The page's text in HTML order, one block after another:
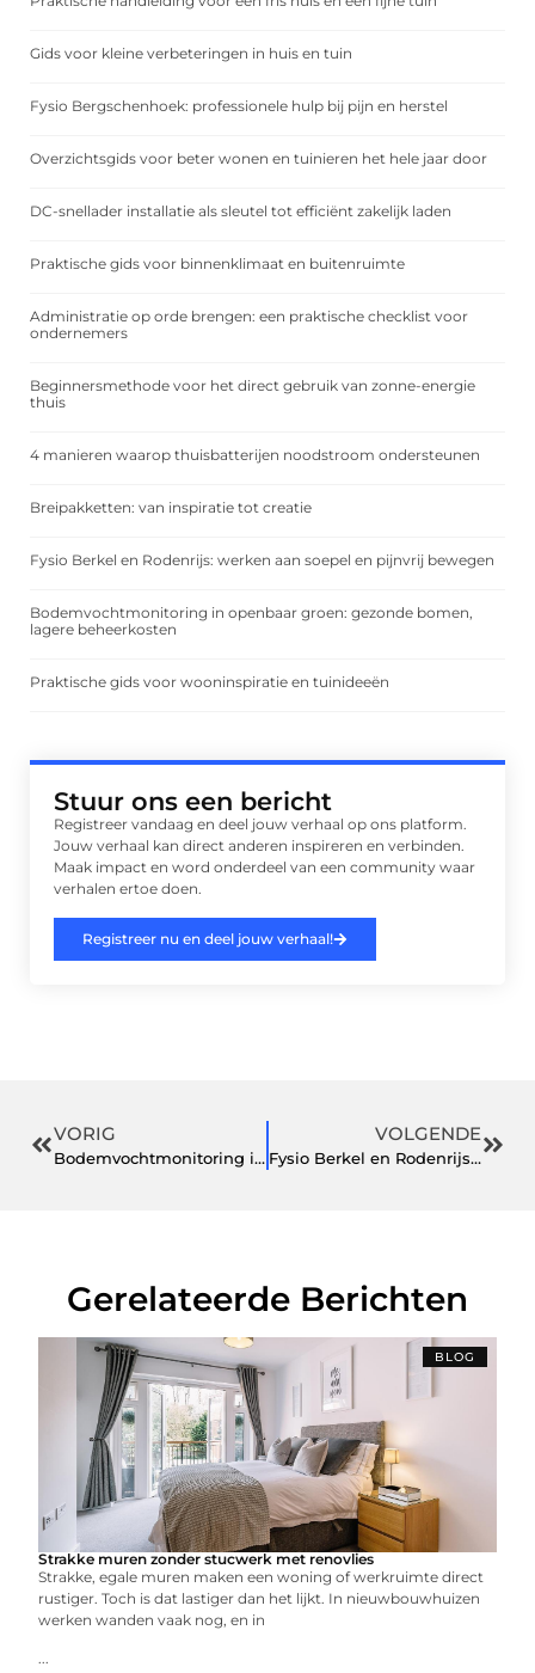
Gids voor kleine verbeteringen in huis en tuin
Fysio Bergschenhoek: professionele hulp bij pijn en herstel
Overzichtsgids voor beter wonen en tuinieren het hele jaar door
DC-snellader installatie als sleutel tot efficiënt zakelijk laden
Praktische gids voor binnenklimaat en buitenruimte
Administratie op orde brengen: een praktische checklist voor
ondernemers
Beginnersmethode voor het direct gebruik van zonne-energie
thuis
4 manieren waarop thuisbatterijen noodstroom ondersteunen
Breipakketten: van inspiratie tot creatie
Fysio Berkel en Rodenrijs: werken aan soepel en pijnvrij bewegen
Bodemvochtmonitoring in openbaar groen: gezonde bomen,
lagere beheerkosten
Praktische gids voor wooninspiratie en tuinideeën
Stuur ons een bericht
Registreer vandaag en deel jouw verhaal op ons platform.
Jouw verhaal kan direct anderen inspireren en verbinden.
Maak impact en word onderdeel van een community waar
verhalen ertoe doen.
Registreer nu en deel jouw verhaal!
VORIG
Bodemvochtmonitoring in openbaar groen: gezonde bomen, lagere beheerkosten
VOLGENDE
Fysio Berkel en Rodenrijs: werken aan soepel en pijnvrij bewegen
Gerelateerde Berichten
BLOG
Strakke muren zonder stucwerk met renovlies
Strakke, egale muren maken een woning of werkruimte direct
rustiger. Toch is dat lastiger dan het lijkt. In nieuwbouwhuizen
werken wanden vaak nog, en in
...